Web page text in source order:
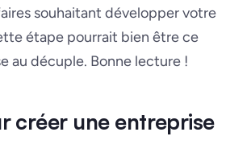
souhaitant développer votre
étape pourrait bien êtrece
au décuple. Bonne lecture !
créer une entreprise